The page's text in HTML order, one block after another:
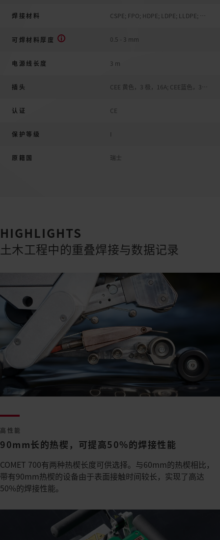
焊接材料
可焊材料厚度 0.5 - 3 mm
电源线长度 3 m
插头
认证 CE
保护等级 I
原籍国 瑞士
HIGHLIGHTS
土木工程中的重叠焊接与数据记录
高性能
90mm长的热楔，可提高50%的焊接性能
COMET 700有两种热楔长度可供选择。与60mm的热楔相比，
带有90mm热楔的设备由于表面接触时间较长，实现了高达
50%的焊接性能。